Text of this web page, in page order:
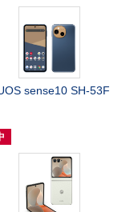
sense10 SH-53F